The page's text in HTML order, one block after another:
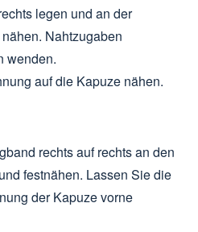
legen und an der
Nahtzugaben
wenden.
auf die Kapuze nähen.
rechts auf rechts an den
festnähen. Lassen Sie die
der Kapuze vorne